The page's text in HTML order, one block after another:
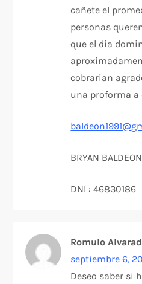
cañete el
personas
que el dia
cobrarian
una proforma a
BRYAN
DNI : 46830186
Romulo
septiembre 6,
Deseo saber si